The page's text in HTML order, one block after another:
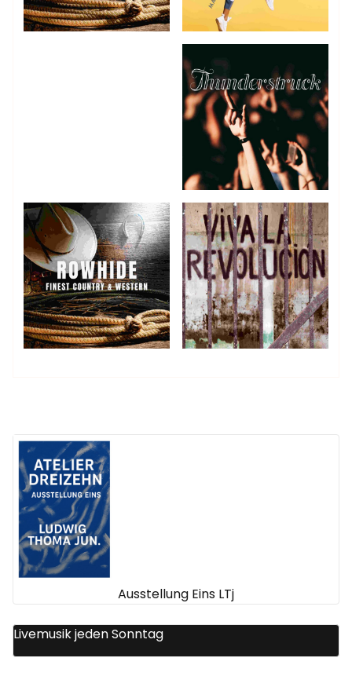
Ausstellung Eins LTj
Livemusik jeden Sonntag